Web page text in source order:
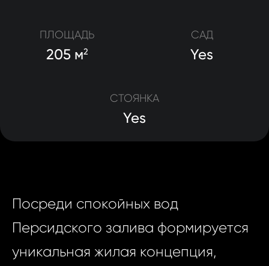
ПЛОЩАДЬ
205 м2
САД
Yes
СТОЯНКА
Yes
Посреди спокойных вод
Персидского залива формируется
уникальная жилая концепция,